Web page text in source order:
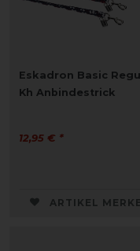
Eskadron Basic
Kh Anbindestrick
12,95 € *
ARTIKEL